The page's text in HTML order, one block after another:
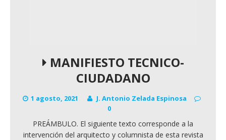
MANIFIESTO TECNICO-
CIUDADANO
1 agosto, 2021
J. Antonio Zelada Espinosa
0
PREÁMBULO. El siguiente texto corresponde a la
intervención del arquitecto y columnista de esta revista